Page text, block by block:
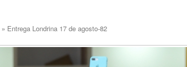
» Entrega Londrina 17 de agosto-82